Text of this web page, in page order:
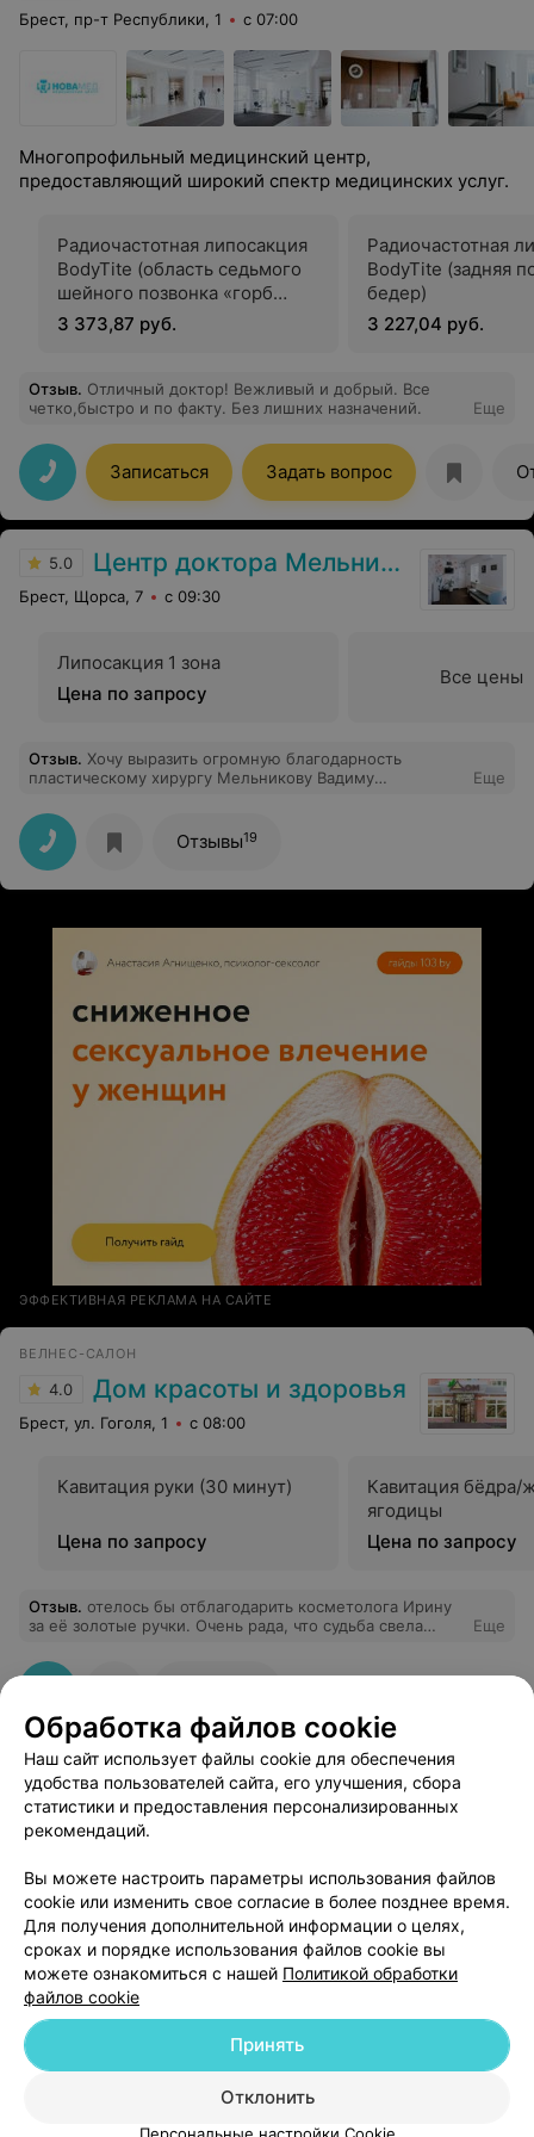
Брест, пр-т Республики, 1 с 07:00
Многопрофильный медицинский центр,
предоставляющий широкий спектр медицинских услуг.
Радиочастотная липосакция
BodyTite (область седьмого
шейного позвонка «горб
бизона»)
3 373,87 руб.
Радиочастотная
BodyTite (задняя
бедер)
3 227,04 руб.
Отзыв. Отличный доктор! Вежливый и добрый. Все
четко,быстро и по факту. Без лишних назначений.
Еще
Записаться Задать вопрос
5.0 Центр доктора Мельникова В.Н.
Брест, Щорса, 7 с 09:30
Липосакция 1 зона
Цена по запросу
Все цены
Отзыв. Хочу выразить огромную благодарность
пластическому хирургу Мельникову Вадиму
результатом очень довольна! Спасибо Вам и всему
медперсоналу клиники!
Еще
Отзывы19
ЭФФЕКТИВНАЯ РЕКЛАМА НА САЙТЕ
ВЕЛНЕС-САЛОН
4.0 Дом красоты и здоровья
Брест, ул. Гоголя, 1 с 08:00
Кавитация руки (30 минут)
Цена по запросу
Кавитация бёдра/
ягодицы
Цена по запросу
Отзыв. отелось бы отблагодарить косметолога Ирину
за её золотые ручки. Очень рада, что судьба свела
заботливой. После курса массажа для лица моя кожа
чувствует себя на 5 лет моложе! Всем рекомендую
этого мастера, отдаться в её заботливые руки - просто
наслаждение!
Еще
Добавить специалиста
О проекте Новости проекта
Размещение рекламы
Медицинский маркетинг
Публичный договор
Обработка файлов cookie
Наш сайт использует файлы cookie для обеспечения
удобства пользователей сайта, его улучшения, сбора
статистики и предоставления персонализированных
рекомендаций.
Вы можете настроить параметры использования файлов
cookie или изменить свое согласие в более позднее время.
Для получения дополнительной информации о целях,
сроках и порядке использования файлов cookie вы
можете ознакомиться с нашей Политикой обработки
файлов cookie
Отклонить
Принять